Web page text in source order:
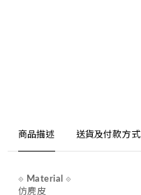
商品描述 送貨及付款方式
⟐ Material
⟐
仿麂皮